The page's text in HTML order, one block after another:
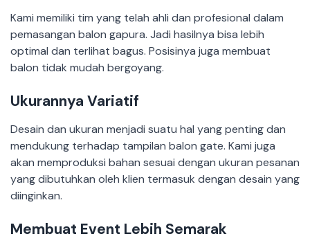
Kami memiliki tim yang telah ahli dan profesional dalam
pemasangan balon gapura. Jadi hasilnya bisa lebih
optimal dan terlihat bagus. Posisinya juga membuat
balon tidak mudah bergoyang.
Ukurannya Variatif
Desain dan ukuran menjadi suatu hal yang penting dan
mendukung terhadap tampilan balon gate. Kami juga
akan memproduksi bahan sesuai dengan ukuran pesanan
yang dibutuhkan oleh klien termasuk dengan desain yang
diinginkan.
Membuat Event Lebih Semarak